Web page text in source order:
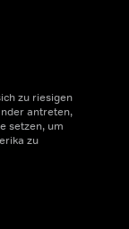
zu riesigen
antreten,
setzen, um
zu